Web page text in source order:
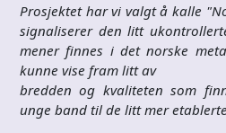
Prosjektet har vi valgt å kalle
signaliserer den litt
mener finnes i det norske
kunne vise fram litt av
bredden og kvaliteten som
unge band til de litt mer